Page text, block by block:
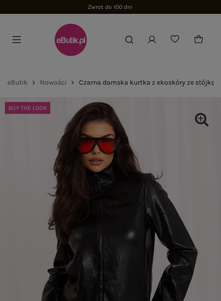
Zwrot do 100 dni
eButik Nowości Czarna damska kurtka z ekoskóry ze stójką
BUY THE LOOK